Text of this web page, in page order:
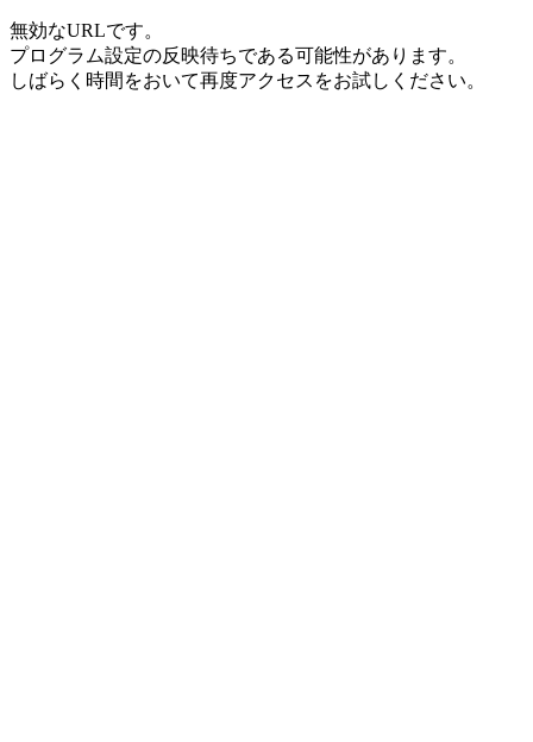
無効なURLです。
プログラム設定の反映待ちである可能性があります。
しばらく時間をおいて再度アクセスをお試しください。